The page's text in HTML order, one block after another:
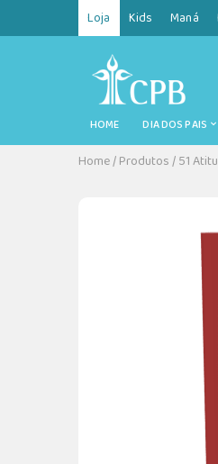
Loja Kids Maná
HOME DIA DOS PAIS
Home/Produtos/51